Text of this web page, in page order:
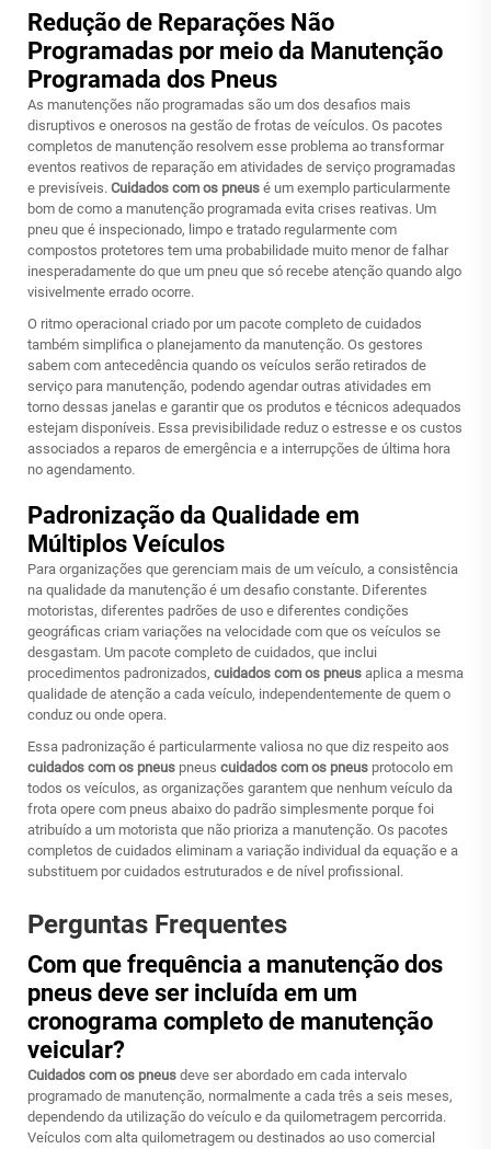
Redução de Reparações Não
Programadas por meio da Manutenção
Programada dos Pneus
As manutenções não programadas são um dos desafios mais
disruptivos e onerosos na gestão de frotas de veículos. Os pacotes
completos de manutenção resolvem esse problema ao transformar
eventos reativos de reparação em atividades de serviço programadas
e previsíveis. Cuidados com os pneus é um exemplo particularmente
bom de como a manutenção programada evita crises reativas. Um
pneu que é inspecionado, limpo e tratado regularmente com
compostos protetores tem uma probabilidade muito menor de falhar
inesperadamente do que um pneu que só recebe atenção quando algo
visivelmente errado ocorre.
O ritmo operacional criado por um pacote completo de cuidados
também simplifica o planejamento da manutenção. Os gestores
sabem com antecedência quando os veículos serão retirados de
serviço para manutenção, podendo agendar outras atividades em
torno dessas janelas e garantir que os produtos e técnicos adequados
estejam disponíveis. Essa previsibilidade reduz o estresse e os custos
associados a reparos de emergência e a interrupções de última hora
no agendamento.
Padronização da Qualidade em
Múltiplos Veículos
Para organizações que gerenciam mais de um veículo, a consistência
na qualidade da manutenção é um desafio constante. Diferentes
motoristas, diferentes padrões de uso e diferentes condições
geográficas criam variações na velocidade com que os veículos se
desgastam. Um pacote completo de cuidados, que inclui
procedimentos padronizados, cuidados com os pneus aplica a mesma
qualidade de atenção a cada veículo, independentemente de quem o
conduz ou onde opera.
Essa padronização é particularmente valiosa no que diz respeito aos
cuidados com os pneus pneus cuidados com os pneus protocolo em
todos os veículos, as organizações garantem que nenhum veículo da
frota opere com pneus abaixo do padrão simplesmente porque foi
atribuído a um motorista que não prioriza a manutenção. Os pacotes
completos de cuidados eliminam a variação individual da equação e a
substituem por cuidados estruturados e de nível profissional.
Perguntas Frequentes
Com que frequência a manutenção dos
pneus deve ser incluída em um
cronograma completo de manutenção
veicular?
Cuidados com os pneus deve ser abordado em cada intervalo
programado de manutenção, normalmente a cada três a seis meses,
dependendo da utilização do veículo e da quilometragem percorrida.
Veículos com alta quilometragem ou destinados ao uso comercial